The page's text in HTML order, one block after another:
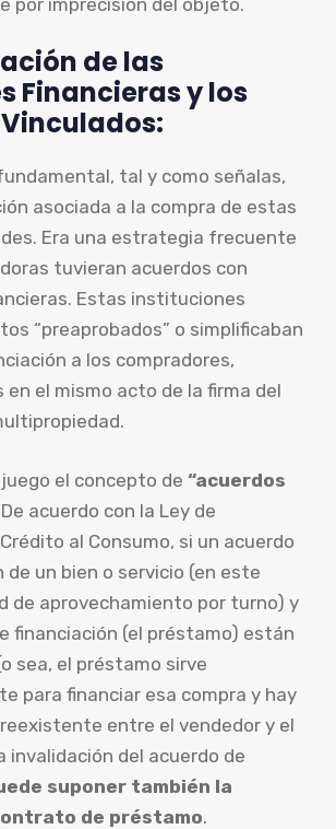
de las
Financieras y los
tal y como señalas,
asociada a la compra de estas
Era una estrategia frecuente
tuvieran acuerdos con
Estas instituciones
“preaprobados” o simplificaban
a los compradores,
en el mismo acto de la firma del
el concepto de “acuerdos
De acuerdo con la Ley de
al Consumo, si un acuerdo
de un bien o servicio (en este
de aprovechamiento por turno) y
financiación (el préstamo) están
sea, el préstamo sirve
para financiar esa compra y hay
entre el vendedor y el
invalidación del acuerdo de
suponer también la
de préstamo.